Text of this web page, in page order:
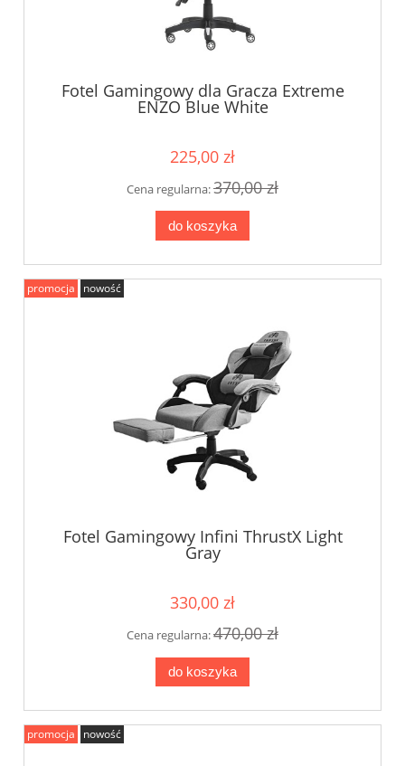
Fotel Gamingowy dla Gracza Extreme
ENZO Blue White
225,00 zł
Cena regularna:370,00 zł
do koszyka
Fotel Gamingowy Infini ThrustX Light
Gray
330,00 zł
Cena regularna:470,00 zł
do koszyka
promocja nowość
promocja nowość